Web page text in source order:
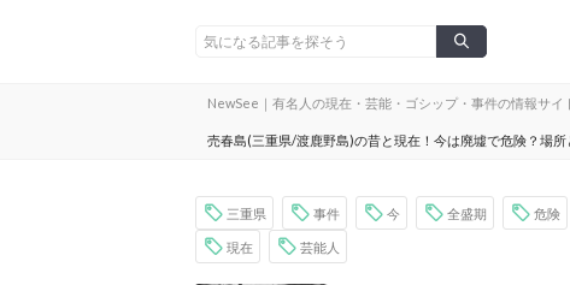
NewSee｜有名人の現在・芸能・ゴシップ・事件の情報サイ
売春島(三重県/渡鹿野島)の昔と現在！今は廃墟で危険？場
三重県 事件 今 全盛期 危険
現在 芸能人